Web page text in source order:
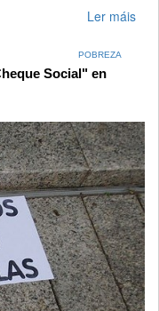
Ler máis
POBREZA
Social" en